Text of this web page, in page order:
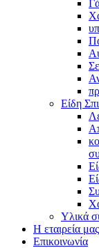
Είδη
Yλικά
Η εταιρεία μας
Επικοινωνία